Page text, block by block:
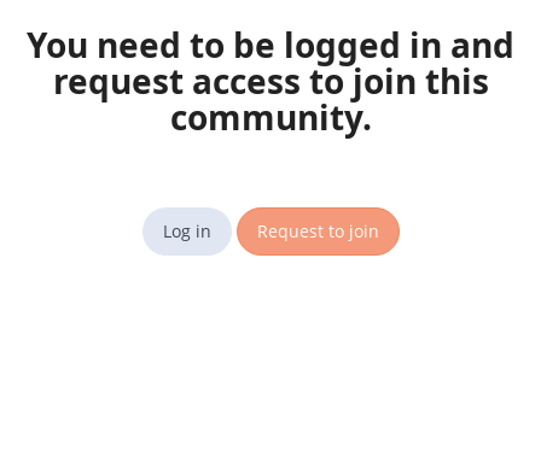
You need to be logged in and
request access to join this
community.
Log in Request to join